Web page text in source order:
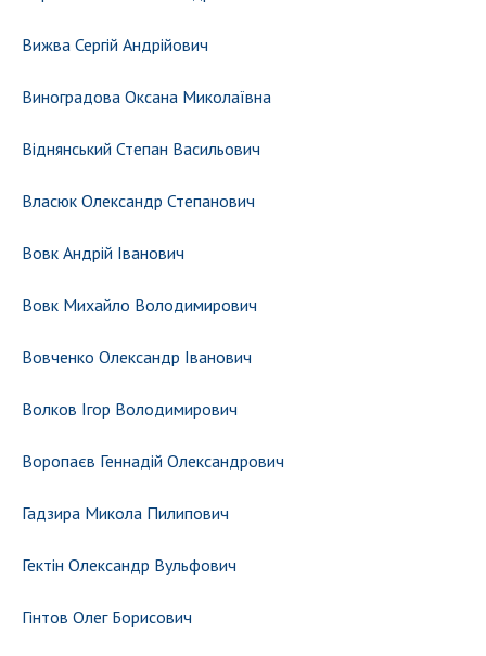
Вижва Сергій Андрійович
Виноградова Оксана Миколаївна
Віднянський Степан Васильович
Власюк Олександр Степанович
Вовк Андрій Іванович
Вовк Михайло Володимирович
Вовченко Олександр Іванович
Волков Ігор Володимирович
Воропаєв Геннадій Олександрович
Гадзира Микола Пилипович
Гектін Олександр Вульфович
Гінтов Олег Борисович